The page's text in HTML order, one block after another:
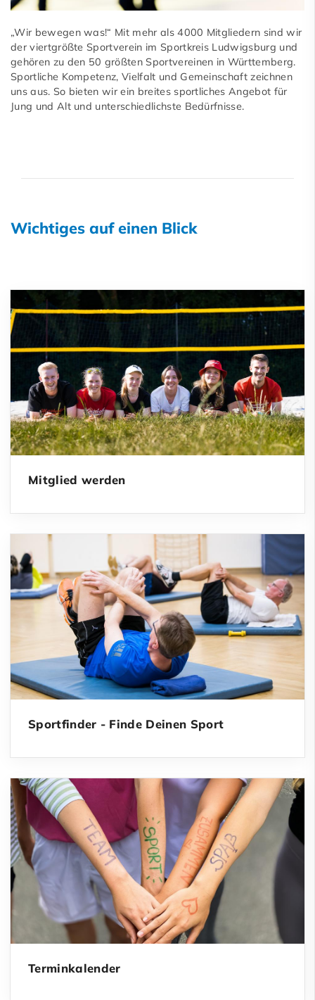
„Wir bewegen was!“ Mit mehr als 4000 Mitgliedern sind wir
der viertgrößte Sportverein im Sportkreis Ludwigsburg und
gehören zu den 50 größten Sportvereinen in Württemberg.
Sportliche Kompetenz, Vielfalt und Gemeinschaft zeichnen
uns aus. So bieten wir ein breites sportliches Angebot für
Jung und Alt und unterschiedlichste Bedürfnisse.
Wichtiges auf einen Blick
Mitglied werden
Sportfinder - Finde Deinen Sport
Terminkalender